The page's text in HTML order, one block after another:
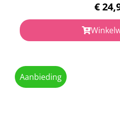
€
Aanbieding